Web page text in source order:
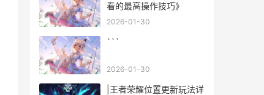
看的最高操作技巧》
2026-01-30
```
2026-01-30
|王者荣耀位置更新玩法详